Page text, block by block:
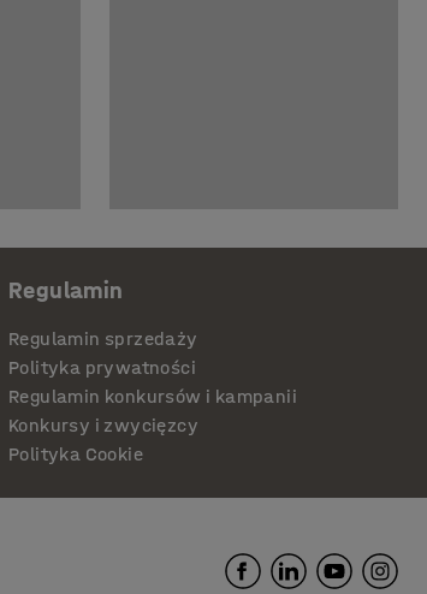
Regulamin
Regulamin sprzedaży
Polityka prywatności
Regulamin konkursów i kampanii
Konkursy i zwycięzcy
Polityka Cookie